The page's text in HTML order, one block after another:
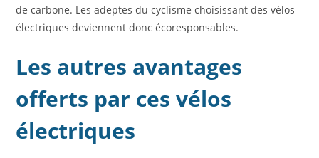
de carbone. Les adeptes du cyclisme choisissant des vélos
électriques deviennent donc écoresponsables.
Les autres avantages
offerts par ces vélos
électriques